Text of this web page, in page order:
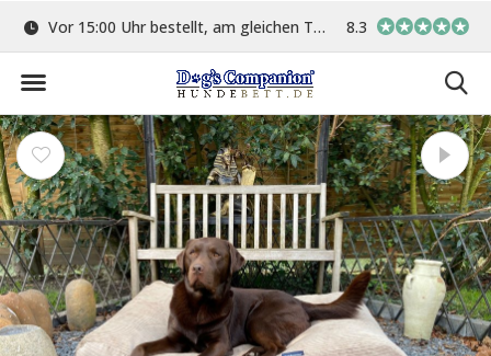
Vor 15:00 Uhr bestellt, am gleichen Tag versand In eigener
8.3